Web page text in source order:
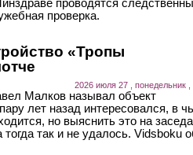
проводятся
проверка.
«Тропы
2026 июля 27 , понедельник ,
Малков называл объект
лет назад интересовался, в
но выяснить это на
тогда так и не удалось. Vidsboku